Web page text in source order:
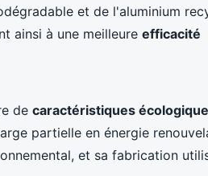
et de l'aluminium
ainsi à une meilleure efficacité
de caractéristiques
partielle en énergie
et sa fabrication